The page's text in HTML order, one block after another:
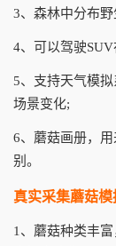
3、森林中分布
4、可以驾驶
5、支持天气模
场景变化;
6、蘑菇画册，
别。
真实采集蘑菇
1、蘑菇种类丰